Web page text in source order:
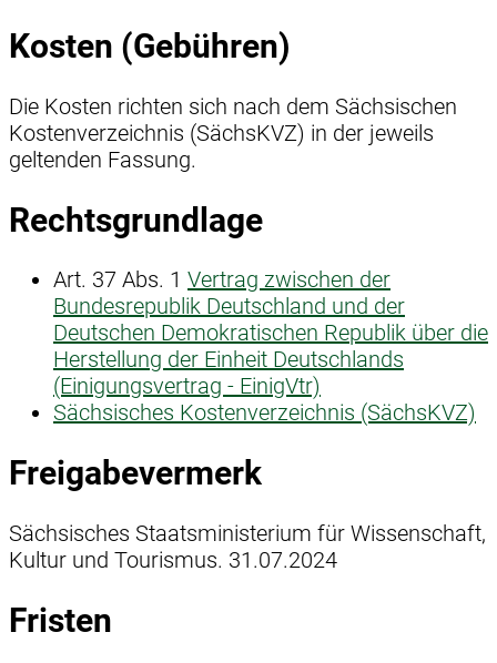
Kosten (Gebühren)
Die Kosten richten sich nach dem Sächsischen
Kostenverzeichnis (SächsKVZ) in der jeweils
geltenden Fassung.
Rechtsgrundlage
Art. 37 Abs. 1 Vertrag zwischen der
Bundesrepublik Deutschland und der
Deutschen Demokratischen Republik über die
Herstellung der Einheit Deutschlands
(Einigungsvertrag - EinigVtr)
Sächsisches Kostenverzeichnis (SächsKVZ)
Freigabevermerk
Sächsisches Staatsministerium für Wissenschaft,
Kultur und Tourismus. 31.07.2024
Fristen